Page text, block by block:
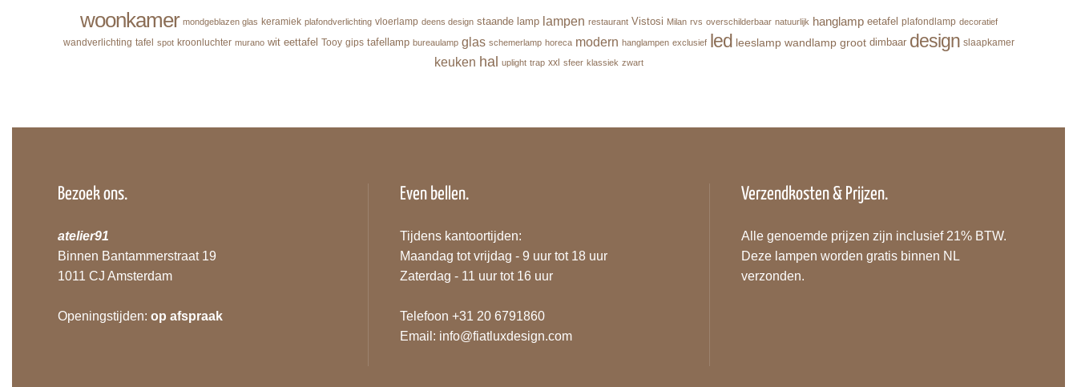
woonkamer mondgeblazen glas keramiek plafondverlichting vloerlamp deens design staande lamp lampen restaurant Vistosi Milan rvs overschilderbaar natuurlijk hanglamp eetafel plafondlamp decoratief
wandverlichting tafel spot kroonluchter murano wit eettafel Tooy gips tafellamp bureaulamp glas schemerlamp horeca modern hanglampen exclusief led leeslamp wandlamp groot dimbaar design slaapkamer
keuken hal uplight trap xxl sfeer klassiek zwart
Bezoek ons.
atelier91
Binnen Bantammerstraat 19
1011 CJ Amsterdam
Openingstijden:op afspraak
Even bellen.
Tijdens kantoortijden:
Maandag tot vrijdag - 9 uur tot 18 uur
Zaterdag - 11 uur tot 16 uur
Telefoon +31 20 6791860
Email: info@fiatluxdesign.com
Verzendkosten & Prijzen.
Alle genoemde prijzen zijn inclusief 21% BTW.
Deze lampen worden gratis binnen NL
verzonden.